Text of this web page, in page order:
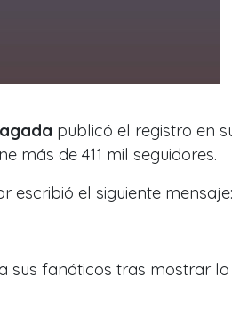
publicó el registro en
más de 411 mil seguidores.
escribió el siguiente mensaje:
sus fanáticos tras mostrar lo